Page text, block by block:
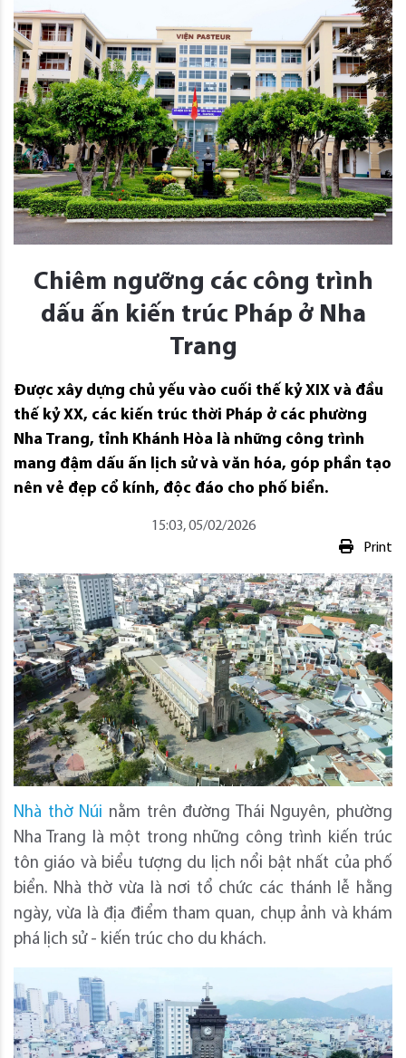
Chiêm ngưỡng các công trình
dấu ấn kiến trúc Pháp ở Nha
Trang
Được xây dựng chủ yếu vào cuối thế kỷ XIX và đầu
thế kỷ XX, các kiến trúc thời Pháp ở các phường
Nha Trang, tỉnh Khánh Hòa là những công trình
mang đậm dấu ấn lịch sử và văn hóa, góp phần tạo
nên vẻ đẹp cổ kính, độc đáo cho phố biển.
15:03, 05/02/2026
Print
Nhà thờ Núi nằm trên đường Thái Nguyên, phường
Nha Trang là một trong những công trình kiến trúc
tôn giáo và biểu tượng du lịch nổi bật nhất của phố
biển. Nhà thờ vừa là nơi tổ chức các thánh lễ hằng
ngày, vừa là địa điểm tham quan, chụp ảnh và khám
phá lịch sử - kiến trúc cho du khách.